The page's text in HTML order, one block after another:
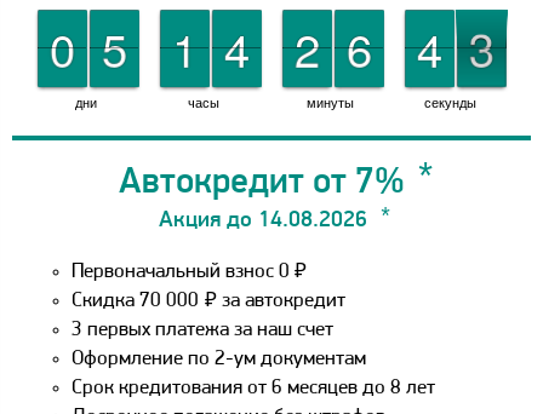
Автокредит от 7%
Акция до 14.08.2026
Первоначальный взнос 0 ₽
Скидка 70 000 ₽ за автокредит
3 первых платежа за наш счет
Оформление по 2-ум документам
Срок кредитования от 6 месяцев до 8 лет
дни
9
9
0
0 0
0
5
5
часы
0
0
1
1 0
0
4
4
минуты
0
0
2
2 0
0
6
6
секунды
1
1
4
4 3
2
2